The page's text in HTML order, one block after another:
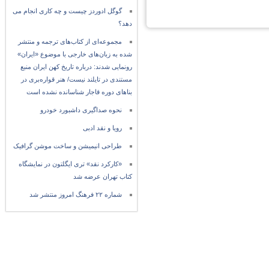
گوگل ادوردز چیست و چه کاری انجام می
دهد؟
مجموعه‌ای از کتاب‌های ترجمه و منتشر
شده به زبان‌های خارجی با موضوع «ایران»
رونمایی شدند: درباره تاریخ کهن ایران منبع
مستندی در تایلند نیست/ هنر قواره‌بری در
بناهای دوره قاجار شناسانده نشده است
نحوه صداگیری داشبورد خودرو
رویا و نقد ادبی
طراحی انیمیشن و ساخت موشن گرافیک
«کارکرد نقد» تری ایگلتون در نمایشگاه
کتاب تهران عرضه شد
شماره ۲۲ فرهنگ امروز منتشر شد